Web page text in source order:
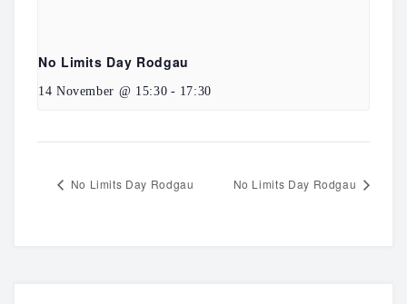
No Limits Day Rodgau
14 November @ 15:30 - 17:30
No Limits Day Rodgau No Limits Day Rodgau